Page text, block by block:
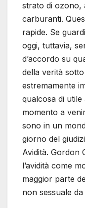
strato di ozono,
carburanti.
rapide. Se
oggi, tuttavia,
d’accordo su
della verità
estremamente
qualcosa di
momento a
sono in un
giorno del
Avidità. Gordon
l’avidità come
maggior parte
non sessuale